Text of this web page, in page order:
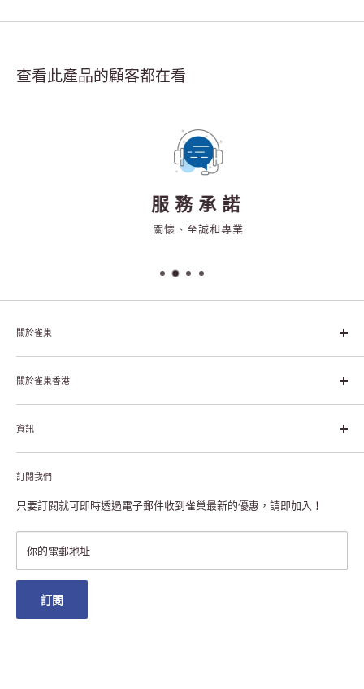
查看此產品的顧客都在看
服務承諾
關懷、至誠和專業
關於雀巢
雀巢集團起源於1866年的瑞士，目前是全球領先的「營養、健康、
幸福生活」企業。雀巢的目標是「我們充分發掘食品的力量，提升
關於雀巢香港
關於雀巢香港
雀巢香港創造共享價值
聯絡我們
私隱聲明
註冊NESCAFÉ® Dolce Gusto®咖啡機
資訊
付款及送貨
退貨或更換
常見問題
雀巢會員獎賞
澳門地區送貨
訂閱我們
只要訂閱就可即時透過電子郵件收到雀巢最新的優惠，請即加入！
你的電郵地址
訂閱